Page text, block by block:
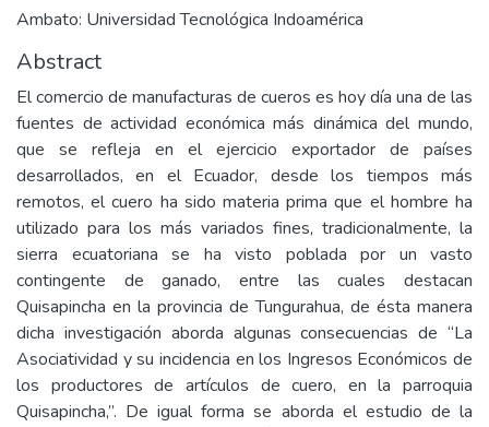
Ambato: Universidad Tecnológica Indoamérica
Abstract
El comercio de manufacturas de cueros es hoy día una de las
fuentes de actividad económica más dinámica del mundo,
que se refleja en el ejercicio exportador de países
desarrollados, en el Ecuador, desde los tiempos más
remotos, el cuero ha sido materia prima que el hombre ha
utilizado para los más variados fines, tradicionalmente, la
sierra ecuatoriana se ha visto poblada por un vasto
contingente de ganado, entre las cuales destacan
Quisapincha en la provincia de Tungurahua, de ésta manera
dicha investigación aborda algunas consecuencias de “La
Asociatividad y su incidencia en los Ingresos Económicos de
los productores de artículos de cuero, en la parroquia
Quisapincha,”. De igual forma se aborda el estudio de la